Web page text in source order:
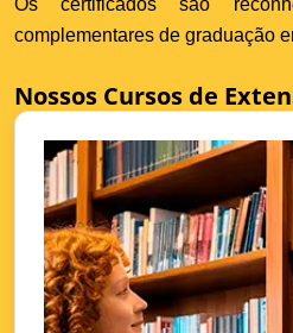
Os certificados são
complementares de graduação
Nossos Cursos de